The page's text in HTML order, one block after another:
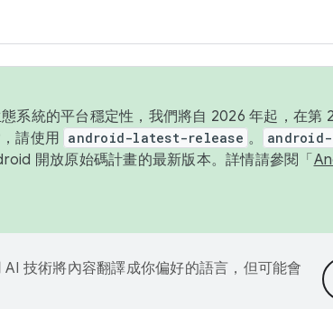
系統的平台穩定性，我們將自 2026 年起，在第
請使用 android-latest-release 。
開放原始碼計畫的最新版本。詳情請參閱「
技術將內容翻譯成你偏好的語言，但可能會